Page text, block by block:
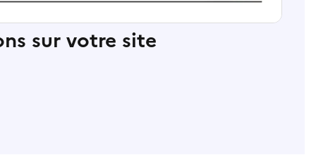
sur votre site